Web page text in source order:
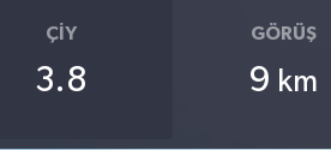
ÇIY
3.8
GÖRÜŞ
9 km